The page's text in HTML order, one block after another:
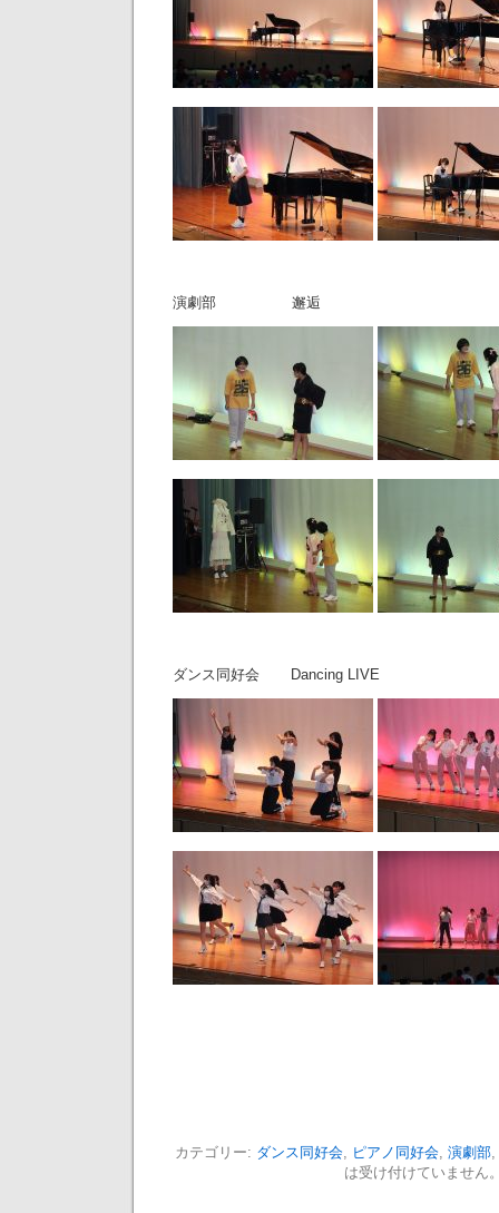
演劇部 邂逅
ダンス同好会 Dancing LIVE
カテゴリー: ダンス同好会, ピアノ同好会, 演劇部,
は受け付けていません